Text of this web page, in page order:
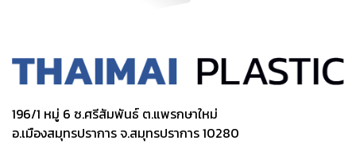
196/1 หมู่ 6 ซ.ศรีสัมพันธ์ ต.แพรกษาใหม่
อ.เมืองสมุทรปราการ จ.สมุทรปราการ 10280